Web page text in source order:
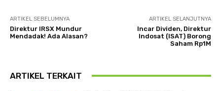
ARTIKEL SEBELUMNYA
Direktur IRSX Mundur
Mendadak! Ada Alasan?
ARTIKEL SELANJUTNYA
Incar Dividen, Direktur
Indosat (ISAT) Borong
Saham Rp1M
ARTIKEL TERKAIT